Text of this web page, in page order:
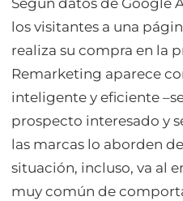
Según datos de Google
los visitantes a una
realiza su compra en la
Remarketing aparece
inteligente y eficiente
prospecto interesado y
las marcas lo aborden
situación, incluso, va al
muy común de